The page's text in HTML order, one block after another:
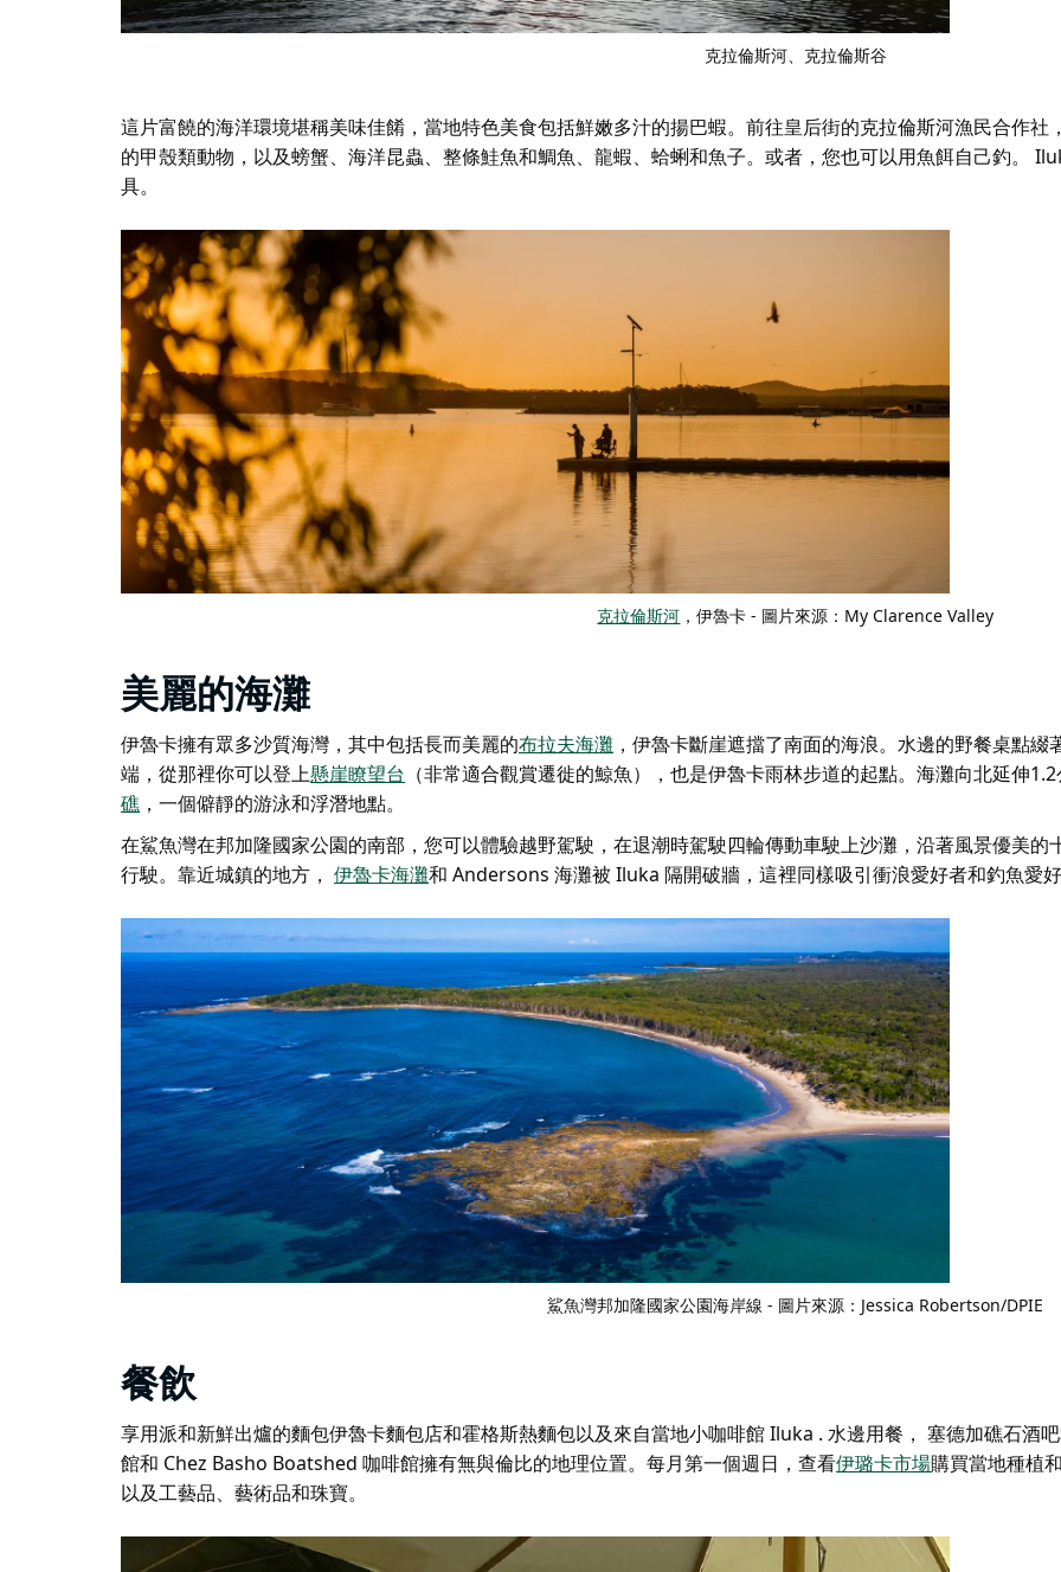
克拉倫斯河、克拉倫斯谷
這片富饒的海洋環境堪稱美味佳餚，當地特色美食包括鮮嫩多汁的揚巴蝦。前往皇后街的克拉倫斯河漁民合作社
的甲殼類動物，以及螃蟹、海洋昆蟲、整條鮭魚和鯛魚、龍蝦、蛤蜊和魚子。或者，您也可以用魚餌自己釣。
具。
克拉倫斯河 ，伊魯卡 - 圖片來源：My Clarence Valley
美麗的海灘
伊魯卡擁有眾多沙質海灣，其中包括長而美麗的布拉夫海灘 ，伊魯卡斷崖遮擋了南面的海浪。水邊的野餐桌點綴
端，從那裡你可以登上懸崖瞭望台 （非常適合觀賞遷徙的鯨魚），也是伊魯卡雨林步道的起點。海灘向北延伸1.2
礁 ，一個僻靜的游泳和浮潛地點。
在鯊魚灣在邦加隆國家公園的南部 ，您可以體驗越野駕駛，在退潮時駕駛四輪傳動車駛上沙灘，沿著風景優美的
行駛。靠近城鎮的地方， 伊魯卡海灘和 Andersons 海灘被 Iluka 隔開破牆 ，這裡同樣吸引衝浪愛好者和釣魚愛好
鯊魚灣邦加隆國家公園海岸線 - 圖片來源：Jessica Robertson/DPIE
餐飲
享用派和新鮮出爐的麵包伊魯卡麵包店和霍格斯熱麵包以及來自當地小咖啡館 Iluka . 水邊用餐， 塞德加礁石酒
館和 Chez Basho Boatshed 咖啡館擁有無與倫比的地理位置。每月第一個週日，查看伊璐卡市場購買當地種植
以及工藝品、藝術品和珠寶。